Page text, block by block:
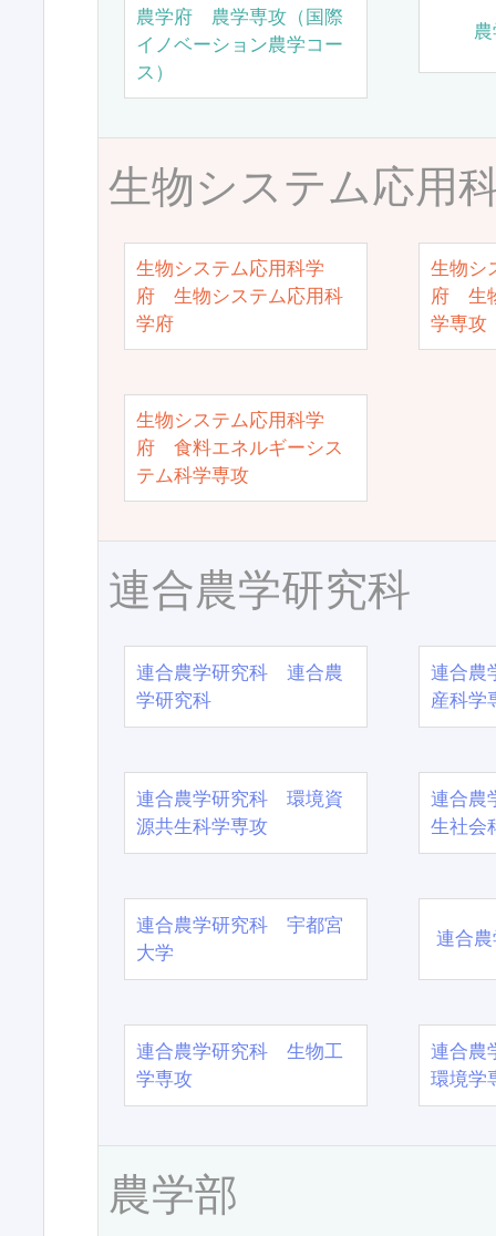
農学府 農学専攻（国際
イノベーション農学コー
ス）
生物システム応用
生物システム応用科学
府 生物システム応用科
学府
生物シ
府 生
学専攻
生物システム応用科学
府 食料エネルギーシス
テム科学専攻
連合農学研究科
連合農学研究科 連合農
学研究科
連合農
産科学
連合農学研究科 環境資
源共生科学専攻
連合農
生社会
連合農学研究科 宇都宮
大学
連合
連合農学研究科 生物工
学専攻
連合農
環境学
農学部